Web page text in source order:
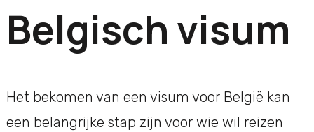
Belgisch visum
Het bekomen van een visum voor België kan
een belangrijke stap zijn voor wie wil reizen